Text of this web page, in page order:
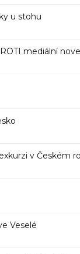
u stohu
mediální
v Českém
Veselé